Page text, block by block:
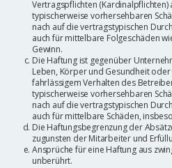
Vertragspflichten (Kardinalpflichten)
typischerweise vorhersehbaren
nach auf die vertragstypischen
auch für mittelbare Folgeschäden
Gewinn.
Die Haftung ist gegenüber
Leben, Körper und Gesundheit
fahrlässigem Verhalten des
typischerweise vorhersehbaren
nach auf die vertragstypischen
auch für mittelbare Schäden,
Die Haftungsbegrenzung der
zugunsten der Mitarbeiter und
Ansprüche für eine Haftung aus
unberührt.